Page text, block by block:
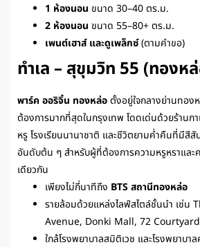
1 ห้องนอน ขนาด 30–40 ตร.ม.
2 ห้องนอน ขนาด 55–80+ ตร.ม.
เพนต์เฮาส์ และดูเพล็กซ์(ตามคำขอ)
ทำเล – สุขุมวิท 55 (ทองห
พาร์ค ออริจิ้น ทองหล่อตั้งอยู่ใจกลางย่านทอง
ต้องการมากที่สุดในกรุงเทพ โดดเด่นด้วยร้านก
หรู โรงเรียนนานาชาติ และชีวิตยามค่ำคืนที่มีสีสั
อันดับต้น ๆ สำหรับผู้ที่ต้องการความหรูหราและค
เดียวกัน
เพียงไม่กี่นาทีถึง BTS สถานีทองหล่อ
รายล้อมด้วยแหล่งไลฟ์สไตล์ชั้นนำ เช่น
Avenue, Donki Mall, 72 Courtyard
ใกล้โรงพยาบาลสมิติเวช และโรงพยาบา